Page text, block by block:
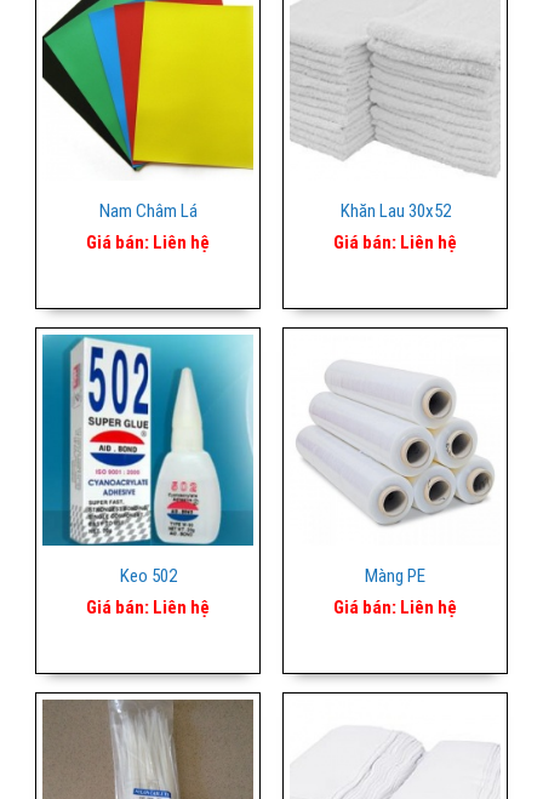
Nam Châm Lá
Giá bán: Liên hệ
Khăn Lau 30x52
Giá bán: Liên hệ
Keo 502
Giá bán: Liên hệ
Màng PE
Giá bán: Liên hệ